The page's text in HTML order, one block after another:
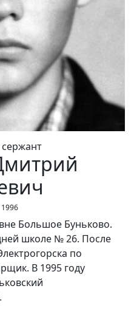
Большое Буньково.
школе № 26. После
по
В 1995 году